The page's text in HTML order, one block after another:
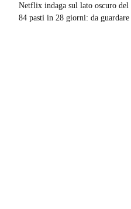
Netflix indaga sul lato oscuro
84 pasti in 28 giorni: da guardare